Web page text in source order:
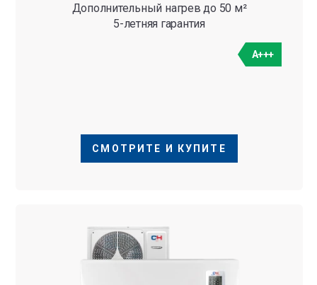
Дополнительный нагрев до 50 м²
5-летняя гарантия
A+++
СМОТРИТЕ И КУПИТЕ